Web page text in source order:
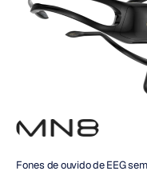
Fones de ouvido de EEG